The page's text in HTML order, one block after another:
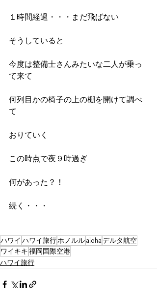
１時間経過・・・まだ飛ばない
そうしていると
今度は整備士さんみたいな二人が乗っ
て来て
何列目かの椅子の上の棚を開けて調べ
て
おりていく
この時点で夜９時過ぎ
何があった？！
続く・・・
ハワイ ハワイ旅行ホノルルalohaデルタ航空
ワイキキ福岡国際空港
ハワイ旅行